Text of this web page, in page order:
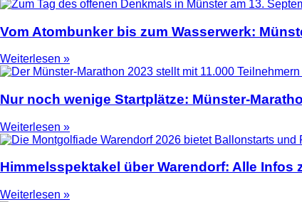
Vom Atombunker bis zum Wasserwerk:
Weiterlesen »
Nur noch wenige Startplätze: Münster-
Weiterlesen »
Himmelsspektakel über Warendorf: Alle Infos
Weiterlesen »